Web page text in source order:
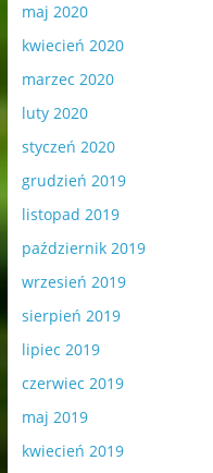
maj 2020
kwiecień 2020
marzec 2020
luty 2020
styczeń 2020
grudzień 2019
listopad 2019
październik 2019
wrzesień 2019
sierpień 2019
lipiec 2019
czerwiec 2019
maj 2019
kwiecień 2019